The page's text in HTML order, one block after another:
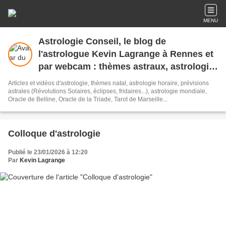
MENU
Astrologie Conseil, le blog de
l'astrologue Kevin Lagrange à Rennes et
par webcam : thèmes astraux, astrologie
horaire, amoureuse, mondiale,
prévisionnelle, cours d'astrologie tous
niveaux.
Articles et vidéos d'astrologie, thèmes natal, astrologie horaire, prévisions
astrales (Révolutions Solaires, éclipses, fridaires...), astrologie mondiale,
Oracle de Belline, Oracle de la Triade, Tarot de Marseille...
Colloque d'astrologie
Publié le 23/01/2026 à 12:20
Par Kevin Lagrange